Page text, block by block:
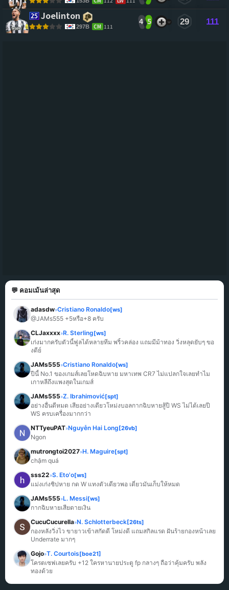
Joelinton
297B CM 111
4 5 29 111
💬 คอมเม้นล่าสุด
adasdw»Cristiano Ronaldo[ws]
@JAMs555 +5หรือ+8 ครับ
CLJaxxxx»R. Sterling[ws]
เก่งมากครับตัวนี้ฟูลได้หลายทีม พริ้วคล่อง แถมมีม้าทอง วิ่งหลุดยับๆ ขอ
งดีย์
JAMs555»Cristiano Ronaldo[ws]
ปีนี้ No.1 ของเกมส์เลยโหดฉิบหาย มหาเทพ CR7 ไม่แปลกใจเลยทำไม
เกาหลีถึงแพงสุดในเกมส์
JAMs555»Z. Ibrahimović[spt]
อย่างอื่นดีหมด เสียอย่างเดียวโหม่งบอลกากฉิบหายสู้ปี WS ไม่ได้เลยปี
WS ครบเครื่องมากกว่า
NTTyeuPAT»Nguyễn Hai Long[26vb]
Ngon
mutrongtoi2027»H. Maguire[spt]
chậm quá
sss22»S. Eto'o[ws]
แม่งเก่งชิปหาย กด W แทงตัวเดียวพอ เดี๋ยวมันเก็บให้หมด
JAMs555»L. Messi[ws]
กากฉิบหายเสียดายเงิน
CucuCucurella»N. Schlotterbeck[26ts]
กองหลังวิ่งไว ขายาวเข้าสกัดดี โหม่งดี แถมสกิลแรด ฝันร้ายกองหน้าเลย
Underrate มากๆ
Gojo»T. Courtois[boe21]
โครตเซฟเลยครับ +12 ใครหานายประตู fp กลางๆ ถือว่าคุ้มครับ พลัง
ทองด้วย